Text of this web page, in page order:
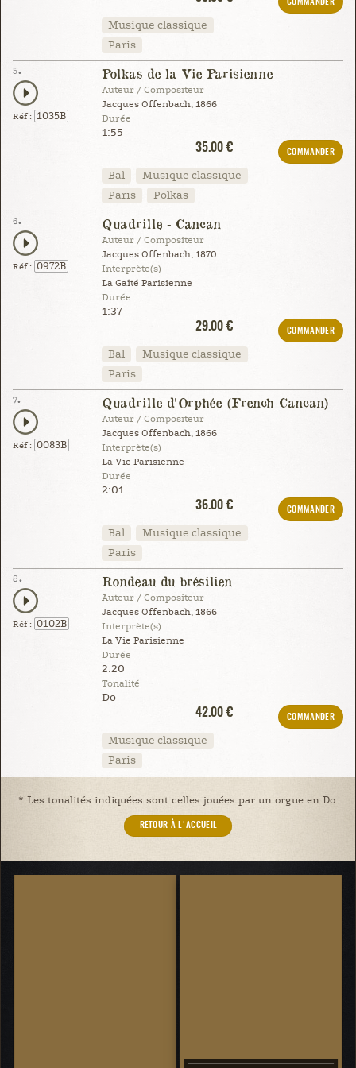
Musique classique
Paris
5.
Réf : 1035B
Polkas de la Vie Parisienne
Auteur / Compositeur
Jacques Offenbach, 1866
Durée
1:55
35.00 €
COMMANDER
Bal
Musique classique
Paris
Polkas
6.
Réf : 0972B
Quadrille - Cancan
Auteur / Compositeur
Jacques Offenbach, 1870
Interprète(s)
La Gaîté Parisienne
Durée
1:37
29.00 €
COMMANDER
Bal
Musique classique
Paris
7.
Réf : 0083B
Quadrille d'Orphée (French-Cancan)
Auteur / Compositeur
Jacques Offenbach, 1866
Interprète(s)
La Vie Parisienne
Durée
2:01
36.00 €
COMMANDER
Bal
Musique classique
Paris
8.
Réf : 0102B
Rondeau du brésilien
Auteur / Compositeur
Jacques Offenbach, 1866
Interprète(s)
La Vie Parisienne
Durée
2:20
Tonalité
Do
42.00 €
COMMANDER
Musique classique
Paris
* Les tonalités indiquées sont celles jouées par un orgue en Do.
RETOUR À L'ACCUEIL